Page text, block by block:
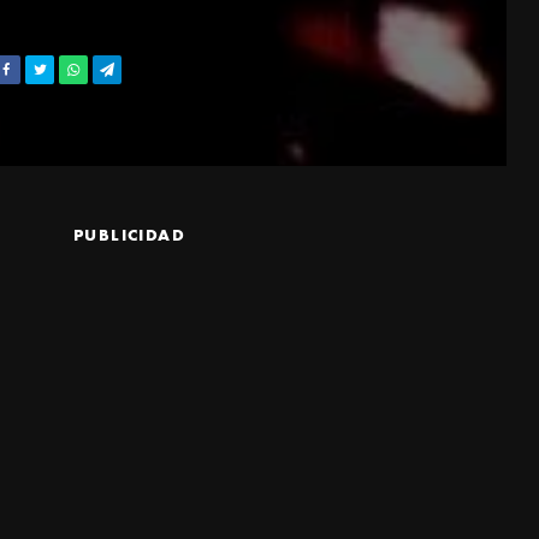
PUBLICIDAD